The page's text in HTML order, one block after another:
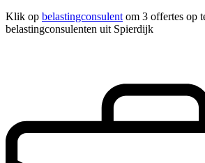
Klik op belastingconsulent om 3 offertes op
belastingconsulenten uit Spierdijk